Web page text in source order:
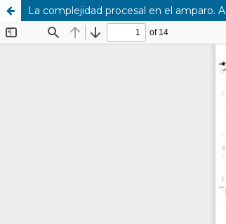
La complejidad procesal en el amparo.